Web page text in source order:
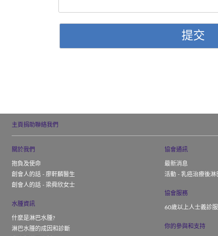
提交
主頁捐助聯絡我們
關於我們
抱負及使命
創會人的話 - 廖軒麟醫生
創會人的話 - 梁舜欣女士
水腫資訊
什麼是淋巴水腫?
淋巴水腫的成因和診斷
協會通訊
最新消息
活動 - 乳癌治療後
協會服務
60歲以上人士義診
你的參與和支持